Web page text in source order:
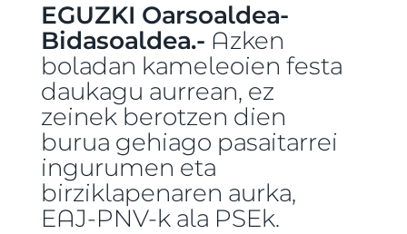
EGUZKI Oarsoaldea-
Bidasoaldea.- Azken
boladan kameleoien festa
daukagu aurrean, ez
zeinek berotzen dien
burua gehiago pasaitarrei
ingurumen eta
birziklapenaren aurka,
EAJ-PNV-k ala PSEk.